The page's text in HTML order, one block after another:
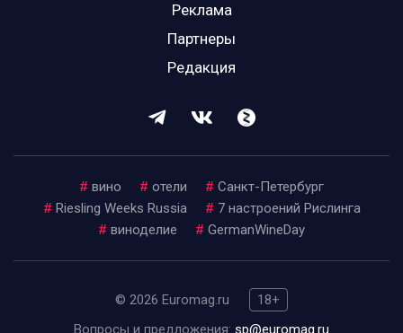
Реклама
Партнеры
Редакция
# вино # отели # Санкт-Петербург
# Riesling Weeks Russia # 7 настроений Рислинга
# виноделие # GermanWineDay
© 2026 Euromag.ru
18+
Вопросы и предложения: sp@euromag.ru